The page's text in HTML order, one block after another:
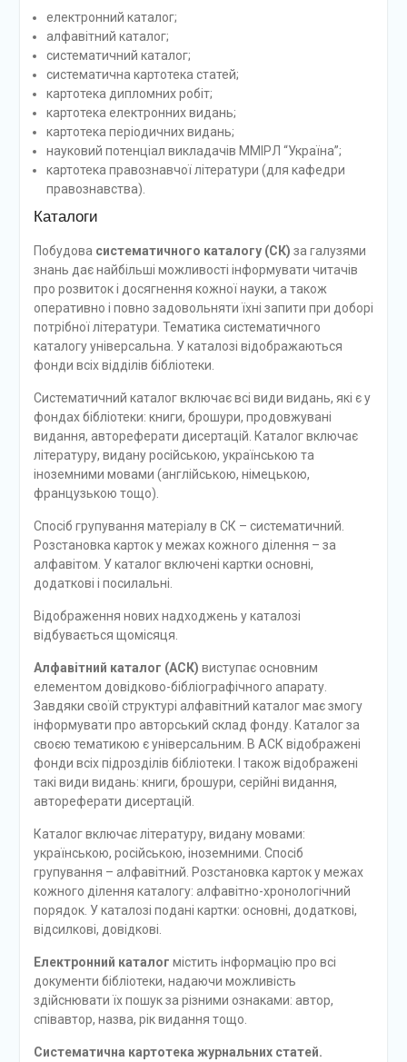
електронний каталог;
алфавітний каталог;
систематичний каталог;
систематична картотека статей;
картотека дипломних робіт;
картотека електронних видань;
картотека періодичних видань;
науковий потенціал викладачів ММІРЛ “Україна”;
картотека правознавчої літератури (для кафедри
правознавства).
Каталоги
Побудова систематичного каталогу (СК) за галузями
знань дає найбільші можливості інформувати читачів
про розвиток і досягнення кожної науки, а також
оперативно і повно задовольняти їхні запити при доборі
потрібної літератури. Тематика систематичного
каталогу універсальна. У каталозі відображаються
фонди всіх відділів бібліотеки.
Систематичний каталог включає всі види видань, які є у
фондах бібліотеки: книги, брошури, продовжувані
видання, автореферати дисертацій. Каталог включає
літературу, видану російською, українською та
іноземними мовами (англійською, німецькою,
французькою тощо).
Спосіб групування матеріалу в СК – систематичний.
Розстановка карток у межах кожного ділення – за
алфавітом. У каталог включені картки основні,
додаткові і посилальні.
Відображення нових надходжень у каталозі
відбувається щомісяця.
Алфавітний каталог (АСК) виступає оcновним
елементом довідково-бібліографічного апарату.
Завдяки своїй структурі алфавітний каталог має змогу
інформувати про авторський склад фонду. Каталог за
своєю тематикою є універсальним. В АСК відображені
фонди всіх підрозділів бібліотеки. І також відображені
такі види видань: книги, брошури, серійні видання,
автореферати дисертацій.
Каталог включає літературу, видану мовами:
українською, російською, іноземними. Спосіб
групування – алфавітний. Розстановка карток у межах
кожного ділення каталогу: алфавітно-хронологічний
порядок. У каталозі подані картки: основні, додаткові,
відсилкові, довідкові.
Електронний каталог містить інформацію про всі
документи бібліотеки, надаючи можливість
здійснювати їх пошук за різними ознаками: автор,
співавтор, назва, рік видання тощо.
Систематична картотека журнальних статей.